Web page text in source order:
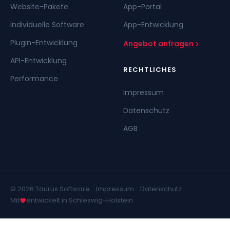
Website-Pakete
Individuelle Software
Plugin-Entwicklung
API-Entwicklung
Performance
App-Portal
App-Entwicklung
Angebot anfragen
RECHTLICHES
Impressum
Datenschutz
AGB
© 2026 Taurus Software · Impressum · Datenschutz
Mit
entwickelt in Schleswig-Holstein